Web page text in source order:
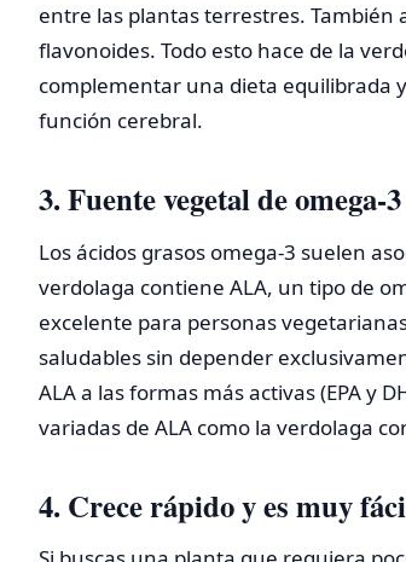
entre las plantas terrestres.
flavonoides. Todo esto hace de la
complementar una dieta equilibrada
función cerebral.
3. Fuente vegetal de omega-
Los ácidos grasos omega-3 suelen
verdolaga contiene ALA, un tipo de
excelente para personas
saludables sin depender
ALA a las formas más activas (EPA y
variadas de ALA como la verdolaga
4. Crece rápido y es muy